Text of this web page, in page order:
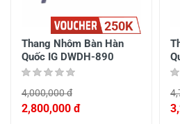
250K
Thang Nhôm Bàn Hàn
Quốc IG DWDH-890
4,000,000 đ
2,800,000 đ